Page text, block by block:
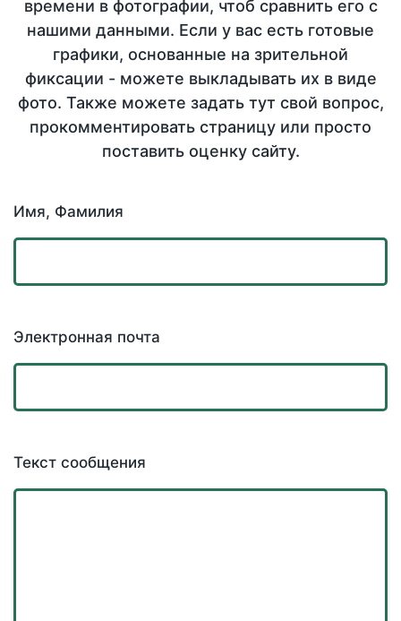
времени в фотографии, чтоб сравнить его с
нашими данными. Если у вас есть готовые
графики, основанные на зрительной
фиксации - можете выкладывать их в виде
фото. Также можете задать тут свой вопрос,
прокомментировать страницу или просто
поставить оценку сайту.
Имя, Фамилия
Электронная почта
Текст сообщения